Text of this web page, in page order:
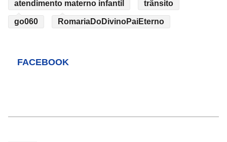
atendimento materno infantil trânsito
go060 RomariaDoDivinoPaiEterno
FACEBOOK